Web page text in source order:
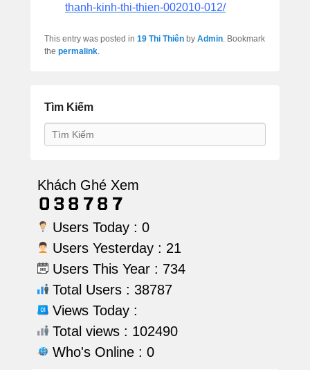
thanh-kinh-thi-thien-002010-012/
This entry was posted in 19 Thi Thiên by Admin. Bookmark
the permalink.
Tìm Kiếm
Search
Khách Ghé Xem
Users Today : 0
Users Yesterday : 21
Users This Year : 734
Total Users : 38787
Views Today :
Total views : 102490
Who's Online : 0